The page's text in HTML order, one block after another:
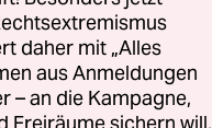
daher mit „Alles
aus Anmeldungen
– an die Kampagne,
Freiräume sichern will,